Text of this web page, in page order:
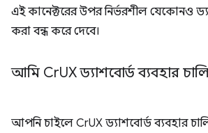
এই কানেক্টরের উপর নির্ভরশীল যেকোনও
করা বন্ধ করে দেবে।
আমি CrUX ড্যাশবোর্ড ব্যবহার
আপনি চাইলে CrUX ড্যাশবোর্ড ব্যবহার